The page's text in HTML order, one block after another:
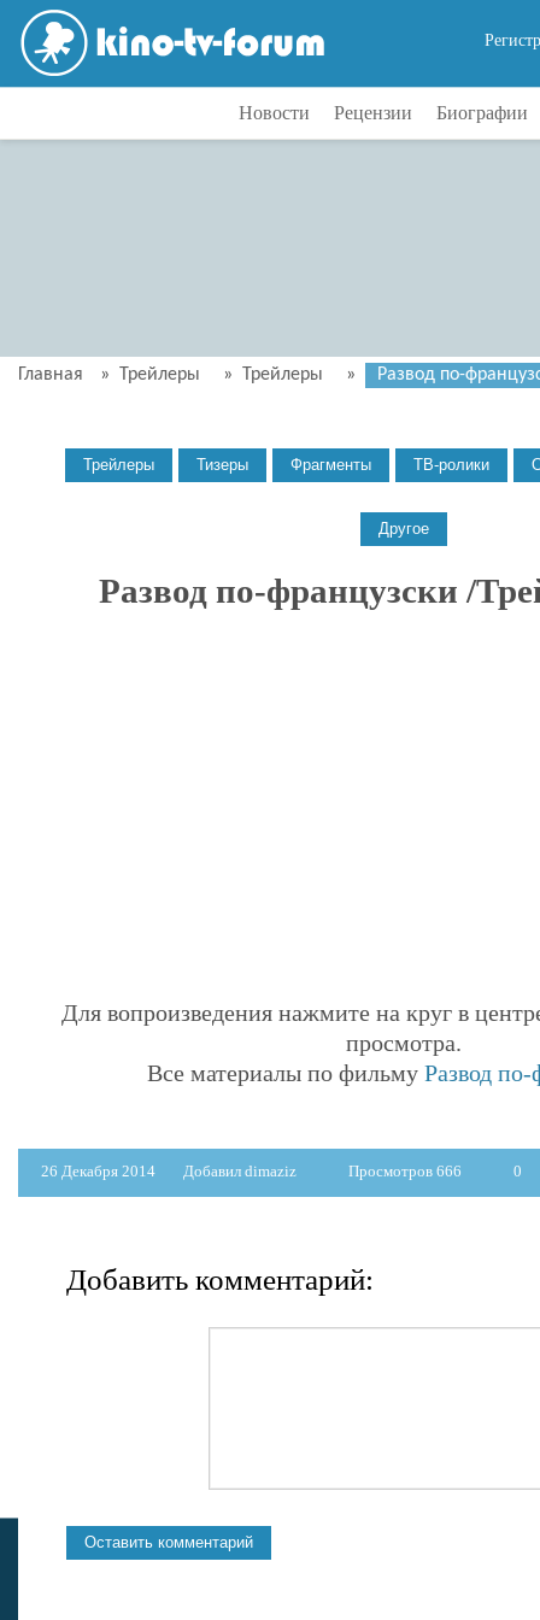
Новости Рецензии Биографии
Главная » Трейлеры » Трейлеры » Развод по-
Развод по-французски /
Для вопроизведения нажмите на круг в
просмотра.
Все материалы по фильмуРазвод
26 Декабря 2014 Добавил dimaziz Просмотров 666 0
Добавить комментарий: